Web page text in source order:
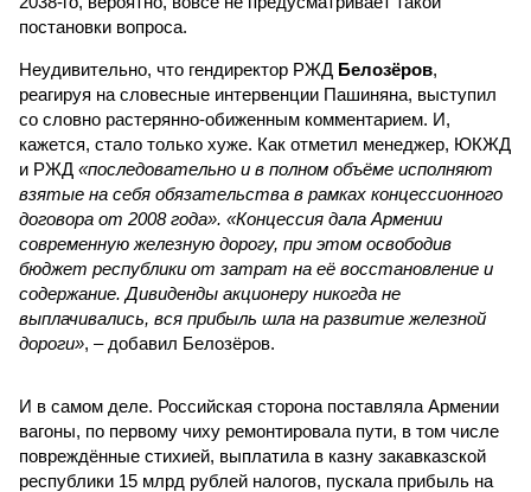
постановки вопроса.
Неудивительно, что гендиректор РЖД Белозёров,
реагируя на словесные интервенции Пашиняна, выступил
со словно растерянно-обиженным комментарием. И,
кажется, стало только хуже. Как отметил менеджер, ЮКЖД
и РЖД «последовательно и в полном объёме исполняют
взятые на себя обязательства в рамках концессионного
договора от 2008 года». «Концессия дала Армении
современную железную дорогу, при этом освободив
бюджет республики от затрат на её восстановление и
содержание. Дивиденды акционеру никогда не
выплачивались, вся прибыль шла на развитие железной
дороги», – добавил Белозёров.
И в самом деле. Российская сторона поставляла Армении
вагоны, по первому чиху ремонтировала пути, в том числе
повреждённые стихией, выплатила в казну закавказской
республики 15 млрд рублей налогов, пускала прибыль на